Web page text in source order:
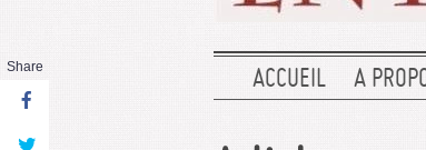
ACCUEIL A
Share